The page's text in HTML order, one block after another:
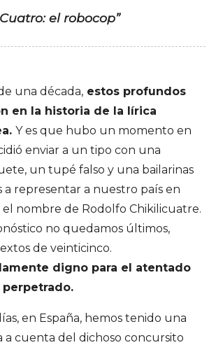
Cuatro: el robocop”
una década, estos profundos
en la historia de la lírica
Y es que hubo un momento en
enviar a un tipo con una
un tupé falso y una bailarinas
a representar a nuestro país en
el nombre de Rodolfo Chikilicuatre.
no quedamos últimos,
de veinticinco.
digno para el atentado
en España, hemos tenido una
a cuenta del dichoso concursito